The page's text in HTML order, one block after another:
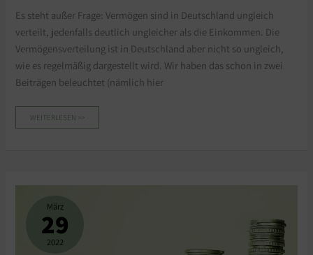
Es steht außer Frage: Vermögen sind in Deutschland ungleich
verteilt, jedenfalls deutlich ungleicher als die Einkommen. Die
Vermögensverteilung ist in Deutschland aber nicht so ungleich,
wie es regelmäßig dargestellt wird. Wir haben das schon in zwei
Beiträgen beleuchtet (nämlich hier
WEITERLESEN >>
März
29
2022
ERBSCHAFTEN
RELATIVE
VERMÖGENSUNGLEICHHEIT